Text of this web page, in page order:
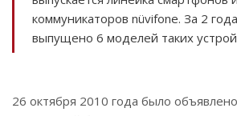
коммуникаторов nüvifone. За 2
выпущено 6 моделей таких
26 октября 2010 года было